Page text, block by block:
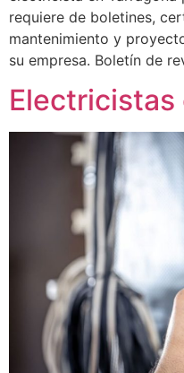
requiere de boletines,
mantenimiento y
su empresa. Boletín de
Electricistas